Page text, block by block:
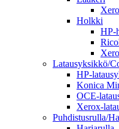
Holkki
HP-
Latausyksikkö/
HP-
Konica
OCE-
Xerox-
Puhdistusrulla/